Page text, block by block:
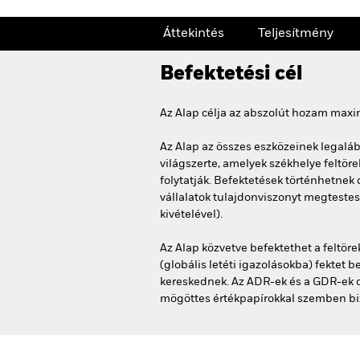
Áttekintés Teljesítmény
Befektetési cél
Az Alap célja az abszolút hozam
Az Alap az összes eszközeinek
világszerte, amelyek székhelye
folytatják. Befektetések történhetnek
vállalatok tulajdonviszonyt
kivételével).
Az Alap közvetve befektethet a
(globális letéti igazolásokba) fektet
kereskednek. Az ADR-ek és a GDR-
mögöttes értékpapírokkal szemben